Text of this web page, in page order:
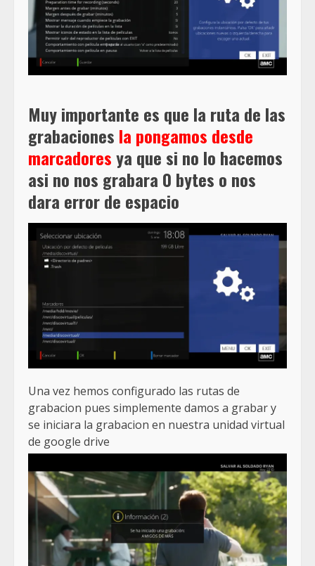
Muy importante es que la ruta de las
grabaciones la pongamos desde
marcadoresya que si no lo hacemos
asi no nos grabara 0 bytes o nos
dara error de espacio
Una vez hemos configurado las rutas de
grabacion pues simplemente damos a grabar y
se iniciara la grabacion en nuestra unidad virtual
de google drive